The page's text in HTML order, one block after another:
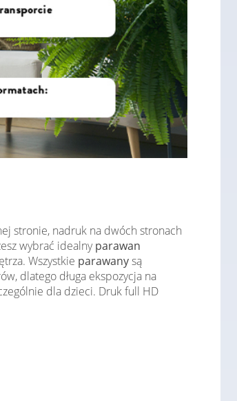
stronie, nadruk na dwóch stronach
wybrać idealnyparawan
Wszystkie parawanysą
dlatego długa ekspozycja na
dla dzieci. Druk full HD